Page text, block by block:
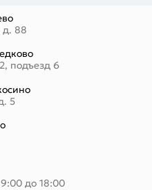
д. 88
подъезд 6
5
до 18:00